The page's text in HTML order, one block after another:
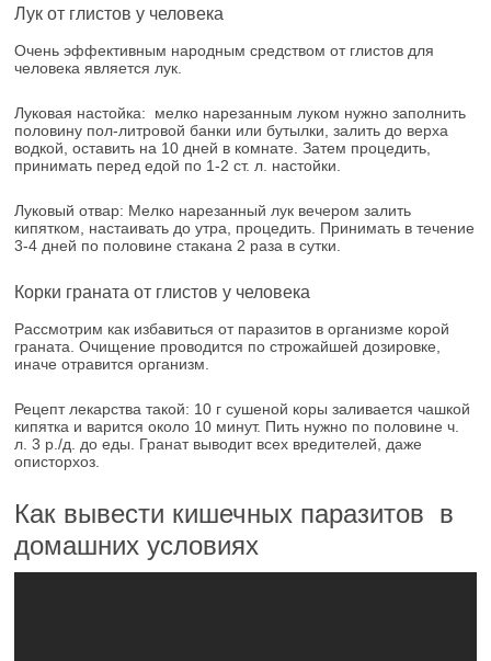
Лук от глистов у человека
Очень эффективным народным средством от глистов для
человека является лук.
Луковая настойка: мелко нарезанным луком нужно заполнить
половину пол-литровой банки или бутылки, залить до верха
водкой, оставить на 10 дней в комнате. Затем процедить,
принимать перед едой по 1-2 ст. л. настойки.
Луковый отвар: Мелко нарезанный лук вечером залить
кипятком, настаивать до утра, процедить. Принимать в течение
3-4 дней по половине стакана 2 раза в сутки.
Корки граната от глистов у человека
Рассмотрим как избавиться от паразитов в организме корой
граната. Очищение проводится по строжайшей дозировке,
иначе отравится организм.
Рецепт лекарства такой: 10 г сушеной коры заливается чашкой
кипятка и варится около 10 минут. Пить нужно по половине ч.
л. 3 р./д. до еды. Гранат выводит всех вредителей, даже
описторхоз.
Как вывести кишечных паразитов в
домашних условиях